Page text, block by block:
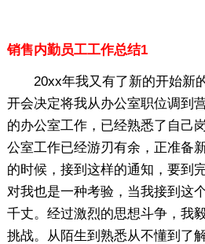
销售内勤员工工作总结1
20xx年我又有了新的开始新的
开会决定将我从办公室职位调到
的办公室工作，已经熟悉了自己
公室工作已经游刃有余，正准备
的时候，接到这样的通知，要到
对我也是一种考验，当我接到这
千丈。经过激烈的思想斗争，我
挑战。从陌生到熟悉从不懂到了